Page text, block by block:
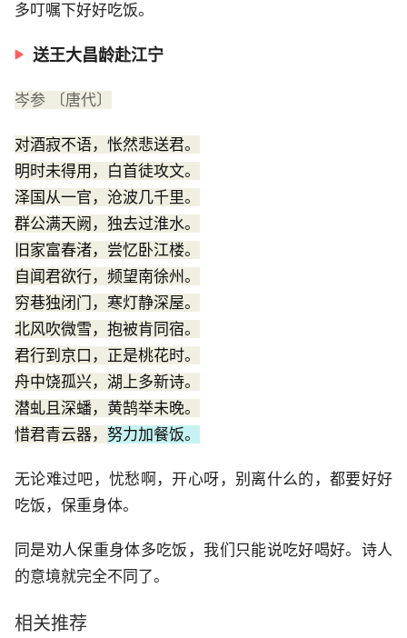
多叮嘱下好好吃饭。
送王大昌龄赴江宁
岑参 〔唐代〕
对酒寂不语，怅然悲送君。
明时未得用，白首徒攻文。
泽国从一官，沧波几千里。
群公满天阙，独去过淮水。
旧家富春渚，尝忆卧江楼。
自闻君欲行，频望南徐州。
穷巷独闭门，寒灯静深屋。
北风吹微雪，抱被肯同宿。
君行到京口，正是桃花时。
舟中饶孤兴，湖上多新诗。
潜虬且深蟠，黄鹄举未晚。
惜君青云器， 努力加餐饭。
无论难过吧，忧愁啊，开心呀，别离什么的，都要好好
吃饭，保重身体。
同是劝人保重身体多吃饭，我们只能说吃好喝好。诗人
的意境就完全不同了。
相关推荐